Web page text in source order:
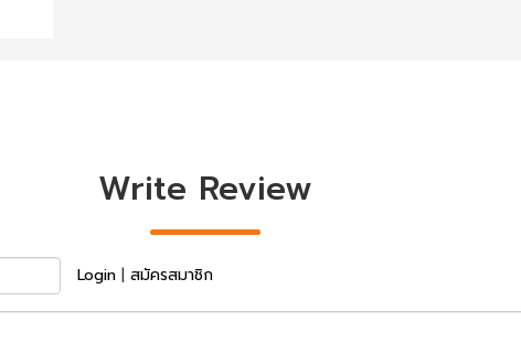
Write Review
Login | สมัครสมาชิก